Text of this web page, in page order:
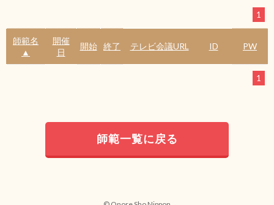
1
師範名
▲
開催
日
開始 終了 テレビ会議URL ID PW
1
師範一覧に戻る